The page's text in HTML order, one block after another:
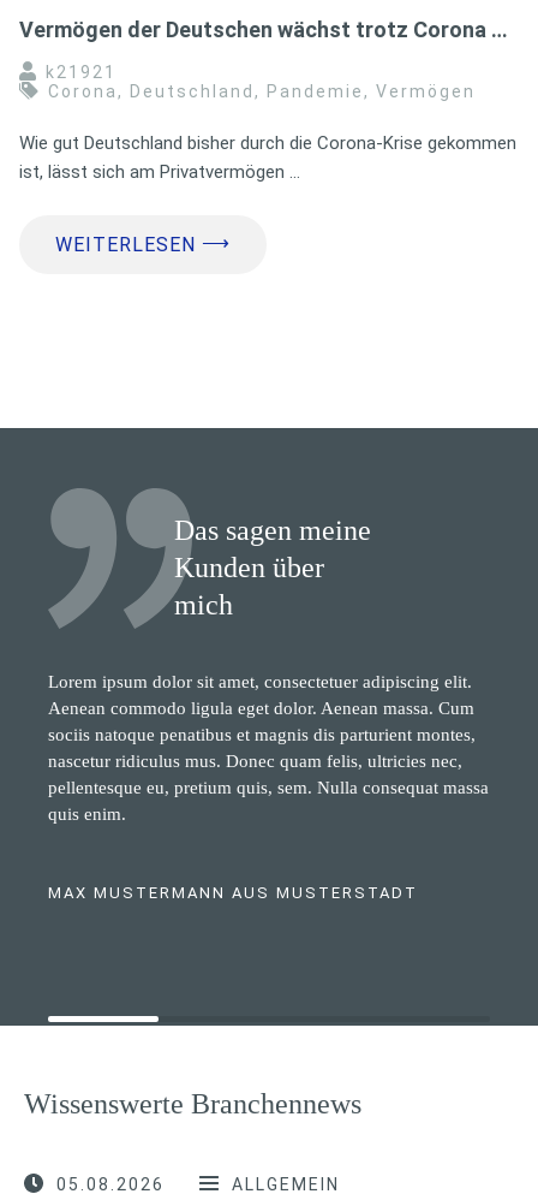
Vermögen der Deutschen wächst trotz Corona …
k21921
Corona , Deutschland , Pandemie , Vermögen
Wie gut Deutschland bisher durch die Corona-Krise gekommen
ist, lässt sich am Privatvermögen …
WEITERLESEN ⟶
Das sagen meine
Kunden über
mich
Lorem ipsum dolor sit amet, consectetuer adipiscing elit.
Aenean commodo ligula eget dolor. Aenean massa. Cum
sociis natoque penatibus et magnis dis parturient montes,
nascetur ridiculus mus. Donec quam felis, ultricies nec,
pellentesque eu, pretium quis, sem. Nulla consequat massa
quis enim.
MAX MUSTERMANN AUS MUSTERSTADT
Wissenswerte Branchennews
05.08.2026 ALLGEMEIN